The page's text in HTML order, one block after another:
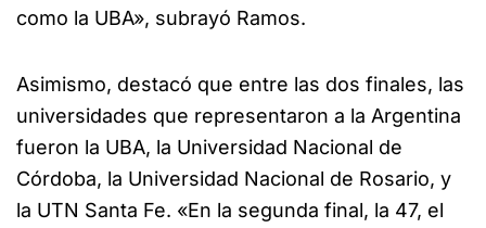
como la UBA», subrayó Ramos.
Asimismo, destacó que entre las dos finales, las
universidades que representaron a la Argentina
fueron la UBA, la Universidad Nacional de
Córdoba, la Universidad Nacional de Rosario, y
la UTN Santa Fe. «En la segunda final, la 47, el